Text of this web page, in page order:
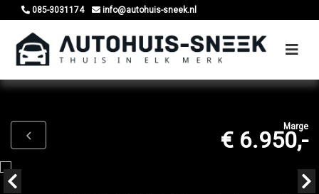
085-3031174 info@autohuis-sneek.nl
Marge
€ 6.950,-